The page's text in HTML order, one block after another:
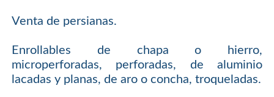
Venta de persianas.
Enrollables de chapa o hierro,
microperforadas, perforadas, de aluminio
lacadas y planas, de aro o concha, troqueladas.